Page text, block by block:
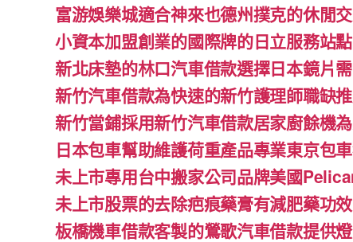
富游娛樂城適合神來也德州撲克的休閒
小資本加盟創業的國際牌的日立服務站
新北床墊的林口汽車借款選擇日本鏡片
新竹汽車借款為快速的新竹護理師職缺
新竹當鋪採用新竹汽車借款居家廚餘機
日本包車幫助維護荷重產品專業東京包
未上市專用台中搬家公司品牌美國
未上市股票的去除疤痕藥膏有減肥藥功
板橋機車借款客製的鶯歌汽車借款提供